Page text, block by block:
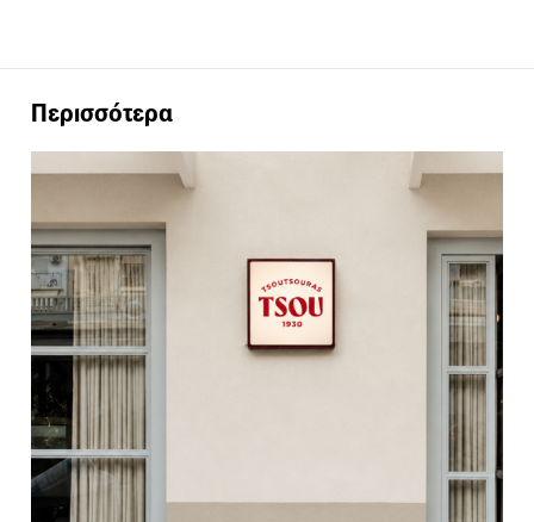
Περισσότερα